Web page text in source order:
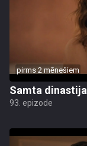
pirms 2 mēnešiem
Samta dinastija
93. epizode